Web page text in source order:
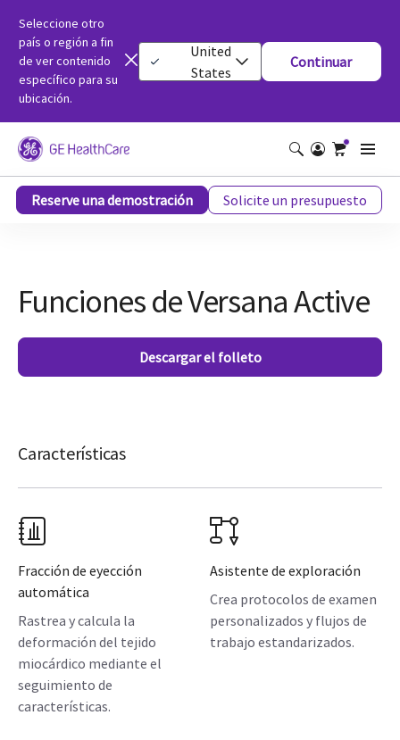
Seleccione otro
país o región a fin
de ver contenido
específico para su
ubicación.
United
States
Continuar
Funciones de Versana Active
Reserve una demostración Solicite un presupuesto
Funciones de Versana Active
Descargar el folleto
Características
Fracción de eyección
automática
Rastrea y calcula la
deformación del tejido
miocárdico mediante el
seguimiento de
características.
Asistente de exploración
Crea protocolos de examen
personalizados y flujos de
trabajo estandarizados.